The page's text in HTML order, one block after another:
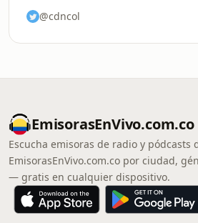
@cdncol
EmisorasEnVivo.com.co
Escucha emisoras de radio y pódcasts
EmisorasEnVivo.com.co por ciudad,
— gratis en cualquier dispositivo.